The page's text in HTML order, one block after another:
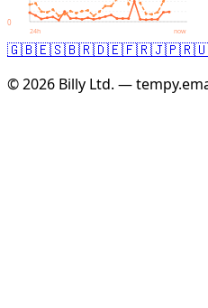
0
24h now
🇬🇧🇪🇸🇧🇷🇩🇪🇫🇷🇯🇵🇷🇺
© 2026 Billy Ltd. —